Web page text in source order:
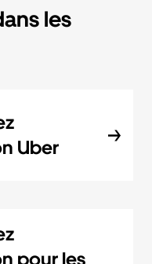
les
Uber
pour les